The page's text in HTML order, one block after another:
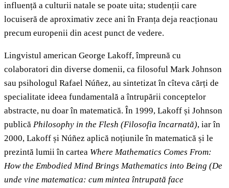
influență a culturii natale se poate uita; studenții care
locuiseră de aproximativ zece ani în Franța deja reacționau
precum europenii din acest punct de vedere.
Lingvistul american George Lakoff, împreună cu
colaboratori din diverse domenii, ca filosoful Mark Johnson
sau psihologul Rafael Núñez, au sintetizat în cîteva cărți de
specialitate ideea fundamentală a întrupării conceptelor
abstracte, nu doar în matematică. În 1999, Lakoff și Johnson
publică Philosophy in the Flesh (Filosofia încarnată), iar în
2000, Lakoff și Núñez aplică noțiunile în matematică și le
prezintă lumii în cartea Where Mathematics Comes From:
How the Embodied Mind Brings Mathematics into Being (De
unde vine matematica: cum mintea întrupată face